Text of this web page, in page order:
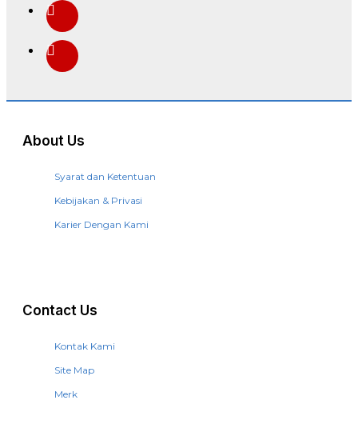
About Us
Syarat dan Ketentuan
Kebijakan & Privasi
Karier Dengan Kami
Contact Us
Kontak Kami
Site Map
Merk